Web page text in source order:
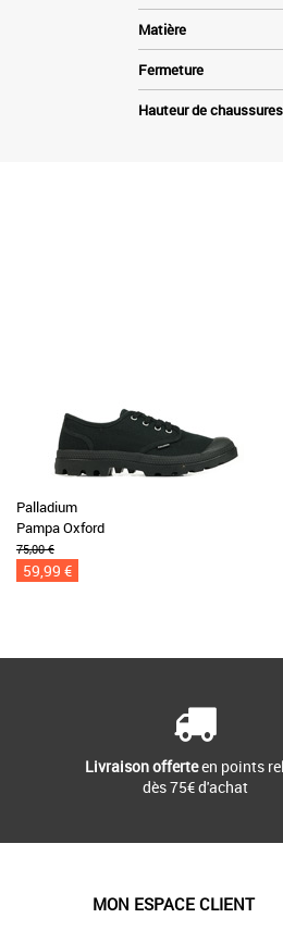
Matière
Fermeture
Hauteur de chaussures
Palladium
Pampa Oxford
75,00 €
59,99 €
Livraison offerteen points
dès 75€ d'achat
MON ESPACE CLIENT